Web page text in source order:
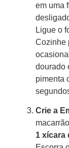
em uma
Ligue o
Cozinhe
dourado
pimenta
Crie a
1 xícara